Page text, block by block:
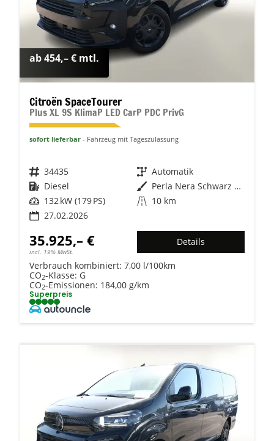
ab 454,– € mtl.
Citroën SpaceTourer
Plus XL 9S KlimaP LED CarP PDC PrivG
sofort lieferbar Fahrzeug mit Tageszulassung
Fahrzeugnr. 34435 Getriebe Automatik
Kraftstoff Diesel Außenfarbe
Perla Nera Schwarz Metallic
Leistung 132 kW (179 PS) Kilometerstand 10 km
27.02.2026
35.925,– €
incl. 19% MwSt.
Details
Verbrauch kombiniert: 7,00 l/100km
CO2-Klasse: G
CO2-Emissionen: 184,00 g/km
Superpreis